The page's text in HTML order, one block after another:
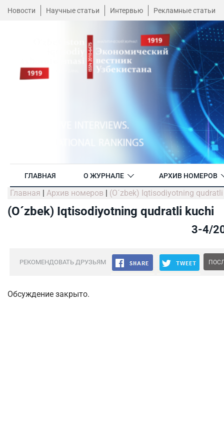
Новости Научные статьи Интервью Рекламные статьи
ГЛАВНАЯ О ЖУРНАЛЕ АРХИВ НОМЕРОВ
Главная | Архив номеров | (O´zbek) Iqtisodiyotning
(O´zbek) Iqtisodiyotning qudratli kuchi
3-4/
РЕКОМЕНДОВАТЬ ДРУЗЬЯМ
Обсуждение закрыто.